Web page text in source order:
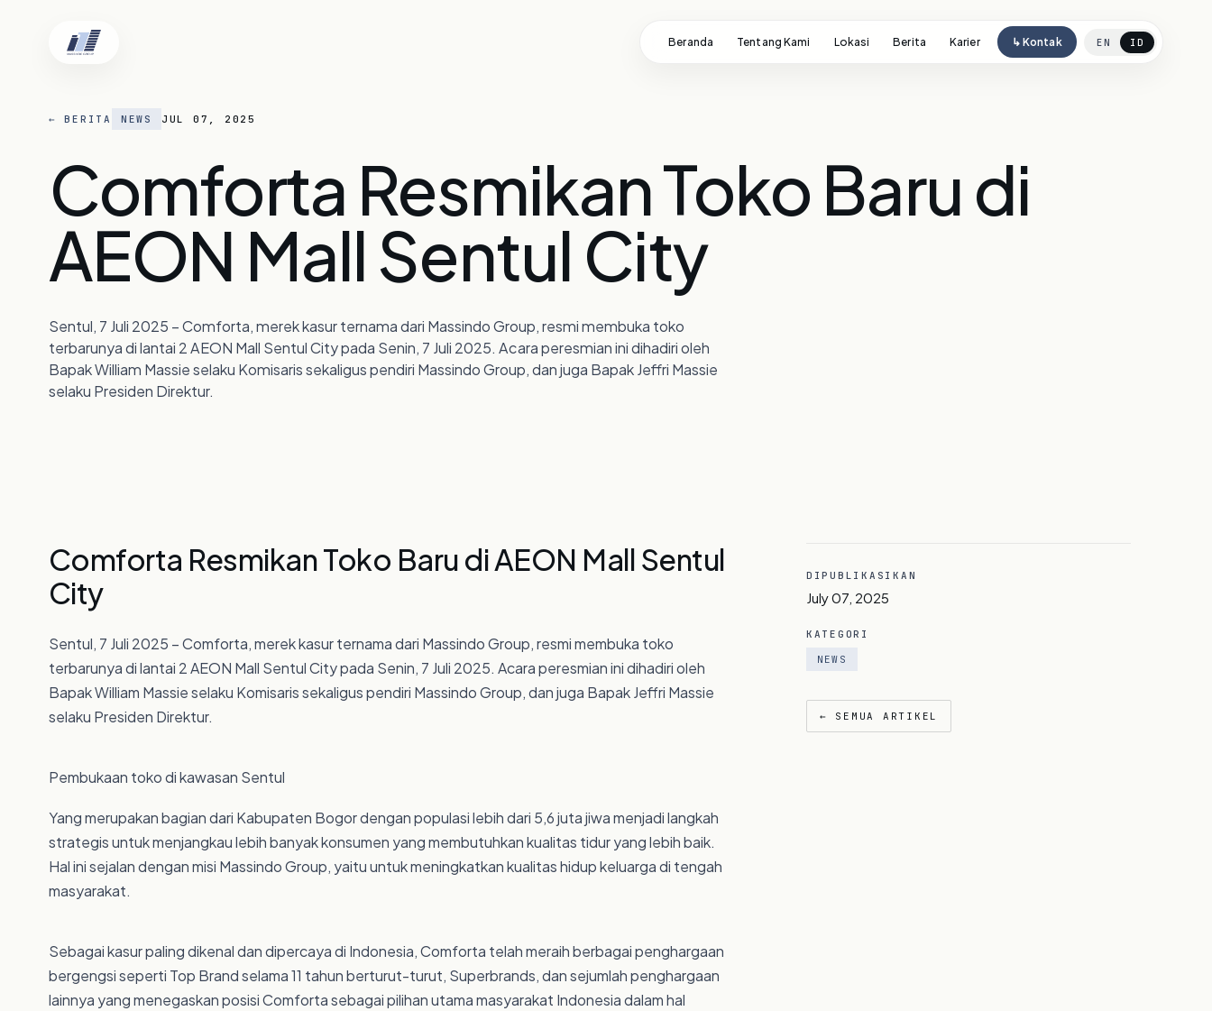
Beranda Tentang Kami Lokasi Berita Karier ↳ Kontak EN ID
ID TUTUP ✕
Beranda
Tentang Kami 02
Lokasi
Karier
Sleep Spa
Spring Air
Therapedic
Comforta
Superfit
iSleep
PureFoam
HUBUNGI KAMI
← BERITA NEWS JUL 07, 2025
Comforta Resmikan Toko Baru di
AEON Mall Sentul City
Sentul, 7 Juli 2025 – Comforta, merek kasur ternama dari Massindo Group, resmi membuka toko
terbarunya di lantai 2 AEON Mall Sentul City pada Senin, 7 Juli 2025. Acara peresmian ini dihadiri oleh
Bapak William Massie selaku Komisaris sekaligus pendiri Massindo Group, dan juga Bapak Jeffri Massie
selaku Presiden Direktur.
Comforta Resmikan Toko Baru di AEON Mall Sentul
City
Sentul, 7 Juli 2025 – Comforta, merek kasur ternama dari Massindo Group, resmi membuka toko
terbarunya di lantai 2 AEON Mall Sentul City pada Senin, 7 Juli 2025. Acara peresmian ini dihadiri oleh
Bapak William Massie selaku Komisaris sekaligus pendiri Massindo Group, dan juga Bapak Jeffri Massie
selaku Presiden Direktur.
Pembukaan toko di kawasan Sentul
Yang merupakan bagian dari Kabupaten Bogor dengan populasi lebih dari 5,6 juta jiwa menjadi langkah
strategis untuk menjangkau lebih banyak konsumen yang membutuhkan kualitas tidur yang lebih baik.
Hal ini sejalan dengan misi Massindo Group, yaitu untuk meningkatkan kualitas hidup keluarga di tengah
masyarakat.
Sebagai kasur paling dikenal dan dipercaya di Indonesia, Comforta telah meraih berbagai penghargaan
bergengsi seperti Top Brand selama 11 tahun berturut-turut, Superbrands, dan sejumlah penghargaan
lainnya yang menegaskan posisi Comforta sebagai pilihan utama masyarakat Indonesia dalam hal
DIPUBLIKASIKAN
July 07, 2025
KATEGORI
NEWS
← SEMUA ARTIKEL